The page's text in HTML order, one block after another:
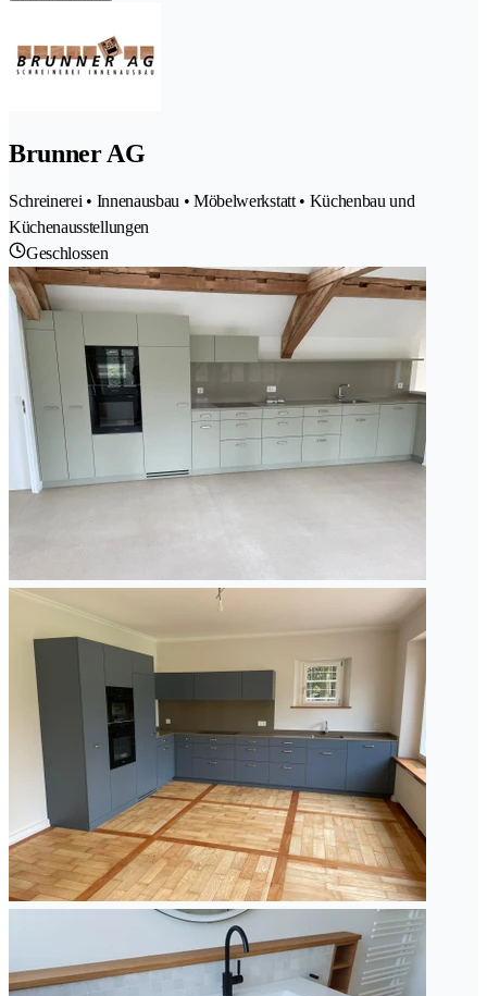
Brunner AG
Schreinerei • Innenausbau • Möbelwerkstatt • Küchenbau und
Küchenausstellungen
Geschlossen